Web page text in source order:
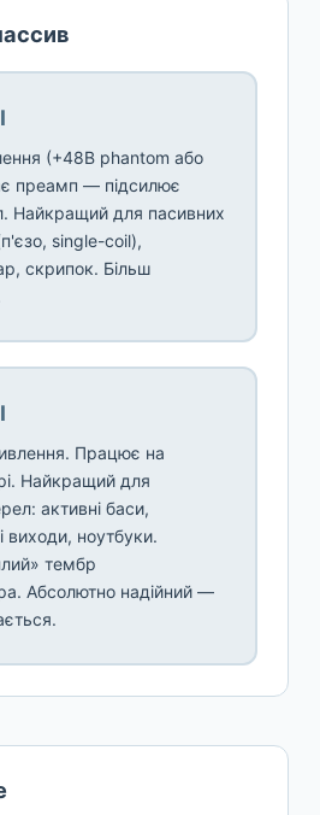
(+48В phantom або
преамп — підсилює
Найкращий для пасивних
single-coil),
скрипок. Більш
Працює на
Найкращий для
активні баси,
виходи, ноутбуки.
тембр
Абсолютно надійний —